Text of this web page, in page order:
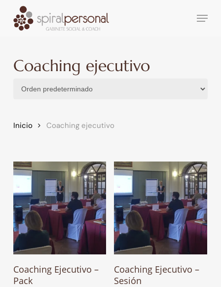
main
Menu
Coaching ejecutivo
Inicio Coaching ejecutivo
Añadir Al Carrito
Coaching Ejecutivo –
Pack
Añadir Al Carrito
Coaching Ejecutivo –
Sesión